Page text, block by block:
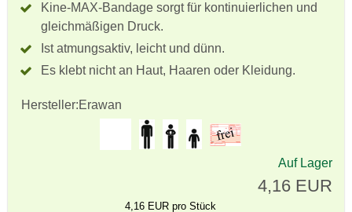
Kine-MAX-Bandage sorgt für kontinuierlichen und
gleichmäßigen Druck.
Ist atmungsaktiv, leicht und dünn.
Es klebt nicht an Haut, Haaren oder Kleidung.
Hersteller:Erawan
Auf Lager
4,16 EUR
4,16 EUR pro Stück